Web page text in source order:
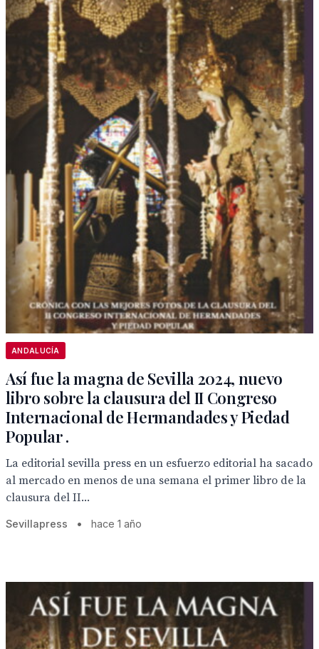
ANDALUCÍA
Así fue la magna de Sevilla 2024, nuevo
libro sobre la clausura del II Congreso
Internacional de Hermandades y Piedad
Popular .
La editorial sevilla press en un esfuerzo editorial ha sacado
al mercado en menos de una semana el primer libro de la
clausura del II...
Sevillapress • hace 1 año